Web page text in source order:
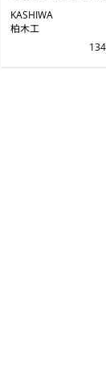
KASHIWA
柏木工